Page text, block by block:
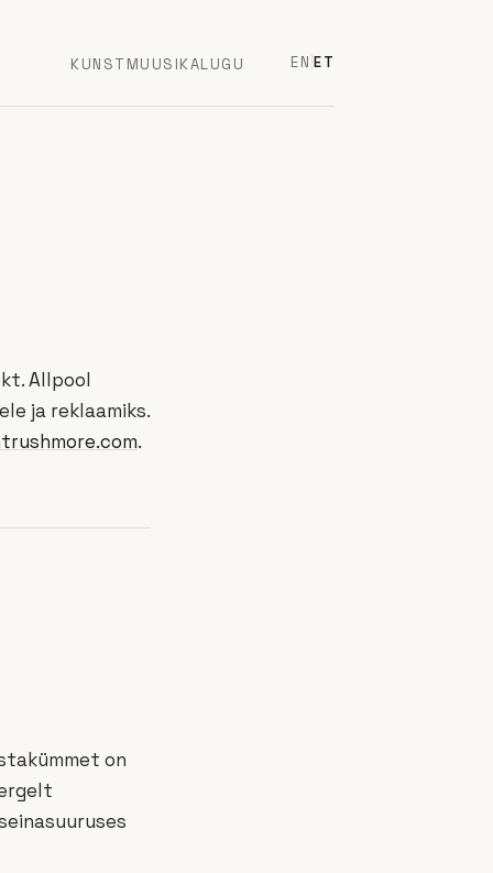
KUNST MUUSIKALUGU EN ET
Allpool
ja reklaamiks.
.
on